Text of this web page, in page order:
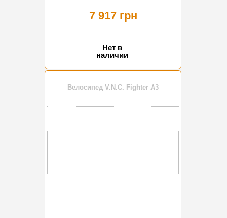
7 917 грн
Нет в
наличии
Велосипед V.N.C. Fighter A3